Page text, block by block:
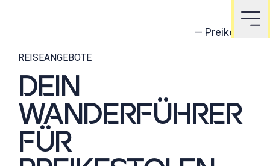
— Preikestolen
REISEANGEBOTE
DEIN
WANDERFÜHRER
FÜR